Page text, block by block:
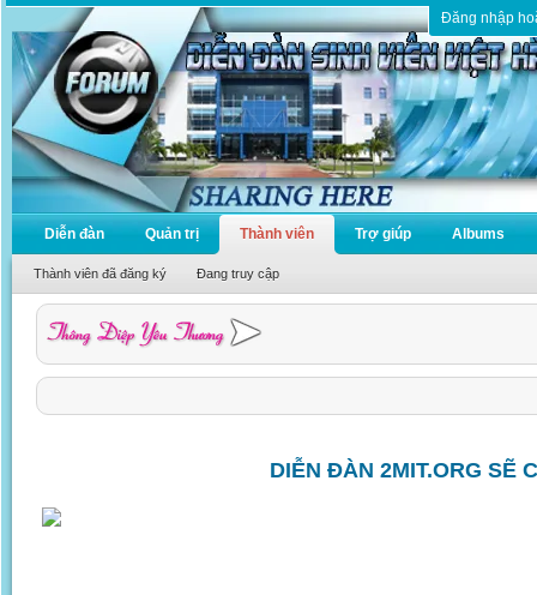
Đăng nhập
Diễn đàn Quản trị Thành viên
Thành viên đã đăng ký Đang truy cập
Trợ giúp Albums
DIỄN ĐÀN 2MIT.ORG SẼ